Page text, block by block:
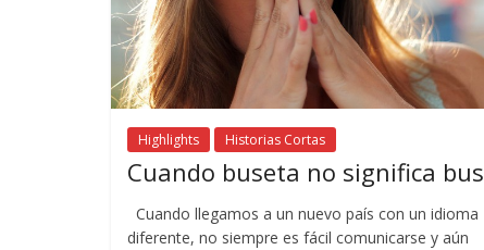
Highlights Historias Cortas
Cuando buseta no significa bus
Cuando llegamos a un nuevo país con un idioma
diferente, no siempre es fácil comunicarse y aún